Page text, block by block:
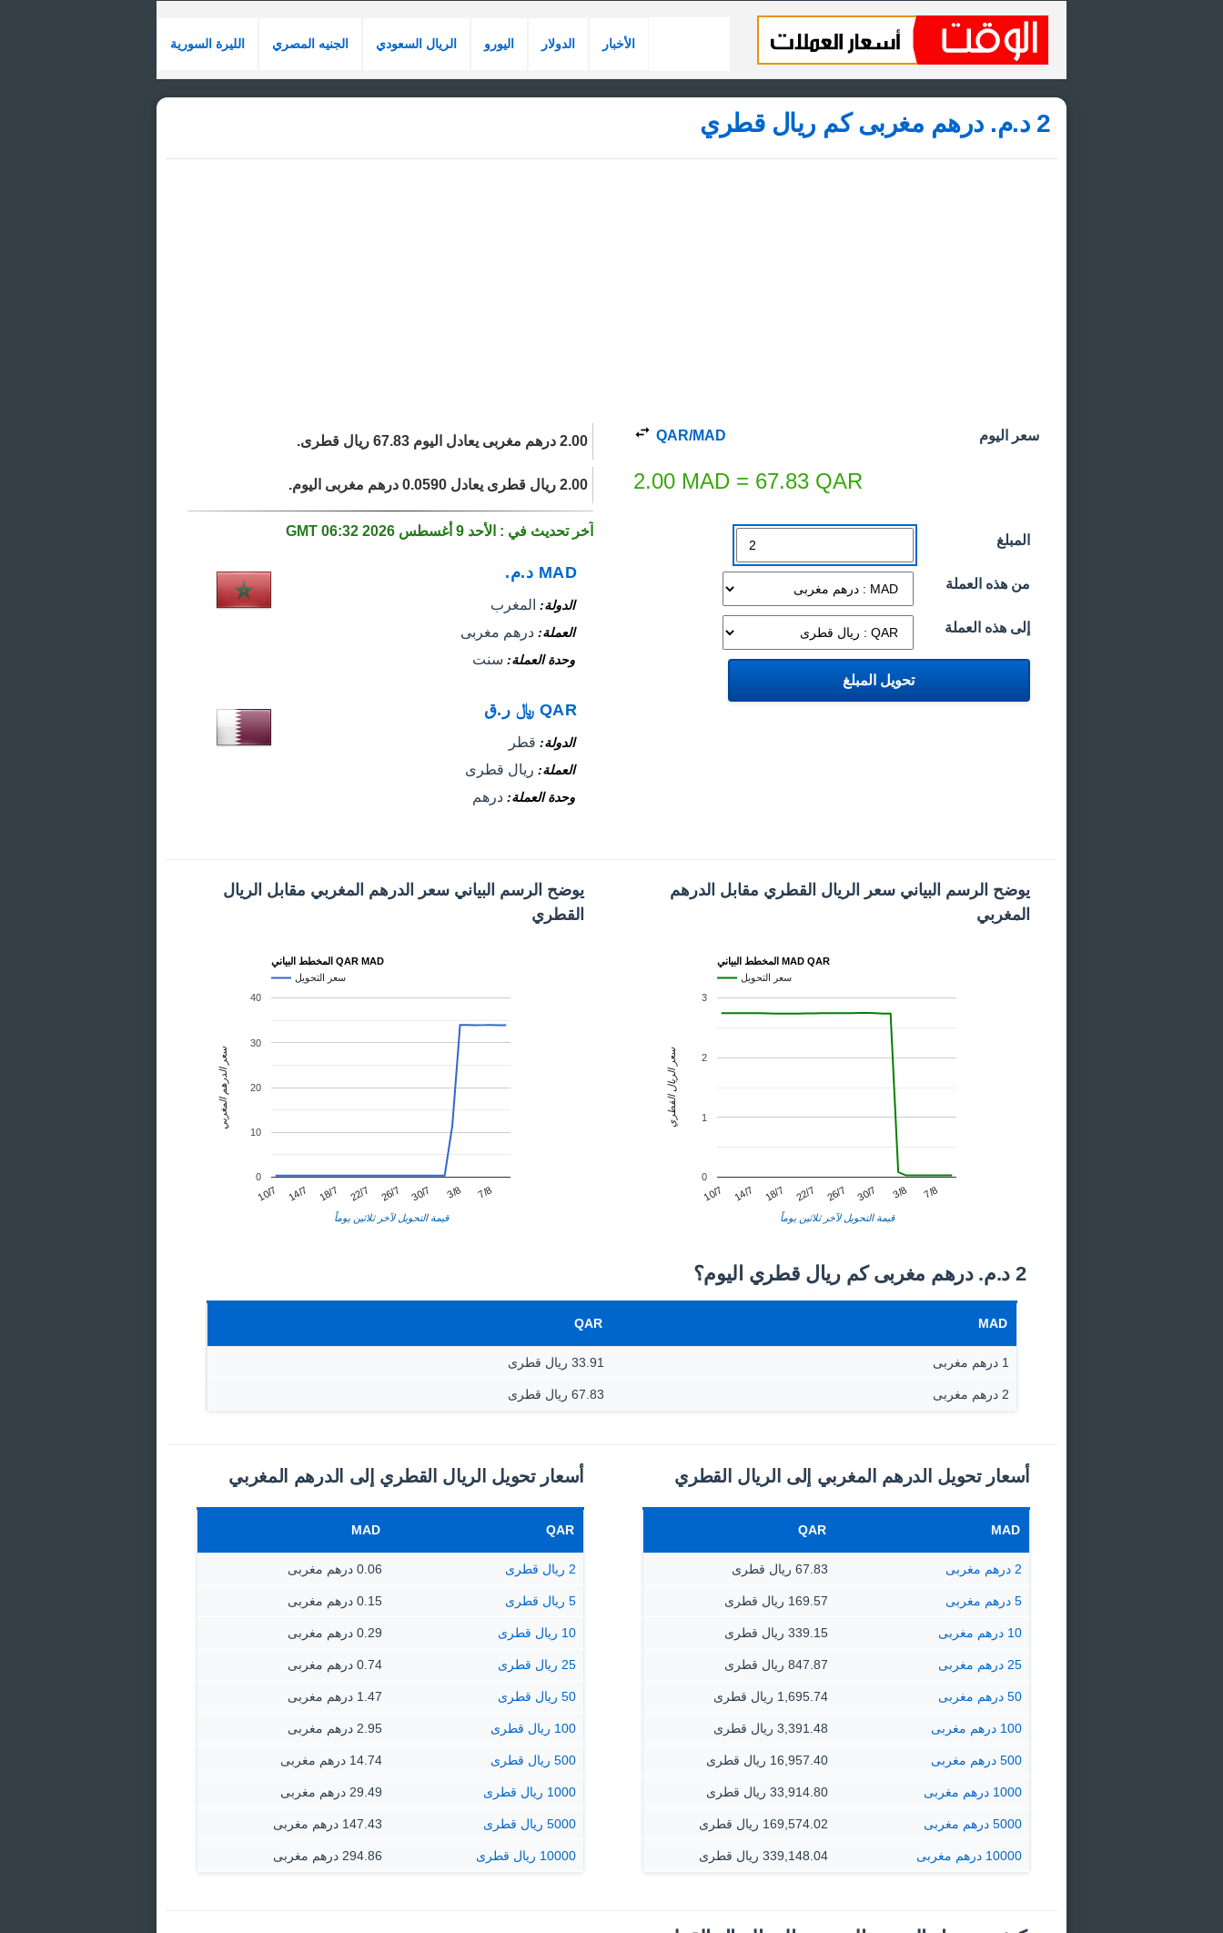
الليرة السورية الجنيه المصري الريال السعودي اليورو الدولار الأخبار
2 د.م.‏ درهم مغربى كم ريال قطري
سعر اليوم QAR/MAD
2.00 MAD = 67.83 QAR
المبلغ
من هذه العملة
إلى هذه العملة
2.00 درهم مغربى يعادل اليوم 67.83 ريال قطرى.
2.00 ريال قطرى يعادل 0.0590 درهم مغربى اليوم.
آخر تحديث في : الأحد 9 أغسطس 2026 06:32 GMT
MAD د.م.
الدولة المغرب
العملة درهم مغربى
وحدة العملة سنت
QAR ﷼ ر.ق
الدولة قطر
العملة ريال قطرى
وحدة العملة درهم
يوضح الرسم البياني سعر الريال القطري مقابل الدرهم
المغربي
المخطط البياني MAD QAR
سعر التحويل
10/7 14/7 18/7 22/7 26/7 30/7 3/8 7/8
0
1
2
3
قيمة التحويل لآخر ثلاثين يوماً
سعر الريال القطري
يوضح الرسم البياني سعر الدرهم المغربي مقابل الريال
القطري
المخطط البياني QAR MAD
سعر التحويل
10/7 14/7 18/7 22/7 26/7 30/7 3/8 7/8
0
10
20
30
40
قيمة التحويل لآخر ثلاثين يوماً
سعر الدرهم المغربي
2 د.م.‏ درهم مغربى كم ريال قطري اليوم؟
MAD
QAR
1 درهم مغربى 33.91 ريال قطرى
2 درهم مغربى 67.83 ريال قطرى
أسعار تحويل الدرهم المغربي إلى الريال القطري
MAD
QAR
2 درهم مغربى 67.83 ريال قطرى
5 درهم مغربى 169.57 ريال قطرى
10 درهم مغربى 339.15 ريال قطرى
25 درهم مغربى 847.87 ريال قطرى
50 درهم مغربى 1,695.74 ريال قطرى
100 درهم مغربى 3,391.48 ريال قطرى
500 درهم مغربى 16,957.40 ريال قطرى
1000 درهم مغربى 33,914.80 ريال قطرى
5000 درهم مغربى 169,574.02 ريال قطرى
10000 درهم مغربى 339,148.04 ريال قطرى
أسعار تحويل الريال القطري إلى الدرهم المغربي
QAR
MAD
2 ريال قطرى 0.06 درهم مغربى
5 ريال قطرى 0.15 درهم مغربى
10 ريال قطرى 0.29 درهم مغربى
25 ريال قطرى 0.74 درهم مغربى
50 ريال قطرى 1.47 درهم مغربى
100 ريال قطرى 2.95 درهم مغربى
500 ريال قطرى 14.74 درهم مغربى
1000 ريال قطرى 29.49 درهم مغربى
5000 ريال قطرى 147.43 درهم مغربى
10000 ريال قطرى 294.86 درهم مغربى